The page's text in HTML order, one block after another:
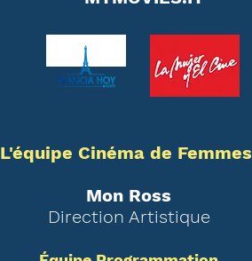
Button
L'équipe Cinéma de Femmes
Mon Ross
Direction Artistique